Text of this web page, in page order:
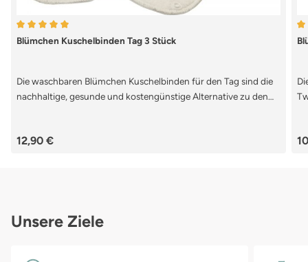
Durchschnittliche Bewertung von 5 von 5 Sternen
Blümchen Kuschelbinden Tag 3 Stück
Die waschbaren Blümchen Kuschelbinden für den Tag sind die
nachhaltige, gesunde und kostengünstige Alternative zu den
den Tag. Der weiche Bio-Baumwoll Kuschelstoff ist angenehm
transportieren.
Regulärer Preis:
12,90 €
Unsere Ziele